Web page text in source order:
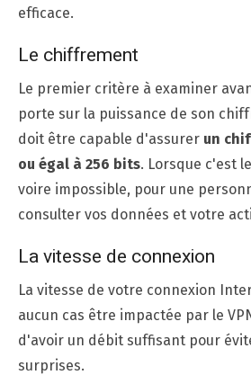
efficace.
Le chiffrement
Le premier critère à examiner
porte sur la puissance de son
doit être capable d'assurer un
ou égal à 256 bits. Lorsque c'est
voire impossible, pour une
consulter vos données et votre
La vitesse de connexion
La vitesse de votre connexion
aucun cas être impactée par le
d'avoir un débit suffisant pour
surprises.